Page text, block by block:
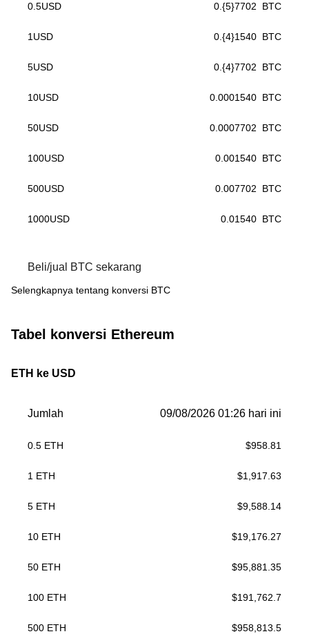
0.5USD 0.{5}7702 BTC
1 USD 0.{4}1540 BTC
5USD 0.{4}7702 BTC
10USD 0.0001540 BTC
50USD 0.0007702 BTC
100USD 0.001540 BTC
500USD 0.007702 BTC
1000USD 0.01540 BTC
Beli/jual BTC sekarang
Selengkapnya tentang konversi BTC
Tabel konversi Ethereum
ETH ke USD
Jumlah 09/08/2026 01:26 hari ini
0.5 ETH $958.81
1 ETH $1,917.63
5 ETH $9,588.14
10 ETH $19,176.27
50 ETH $95,881.35
100 ETH $191,762.7
500 ETH $958,813.5